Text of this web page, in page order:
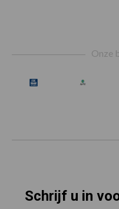
Onze
Schrijf u in